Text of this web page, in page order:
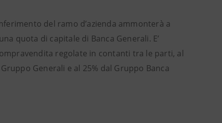
del ramo d’azienda ammonterà a
quota di capitale di Banca Generali. E’
regolate in contanti tra le parti, al
Generali e al 25% dal Gruppo Banca